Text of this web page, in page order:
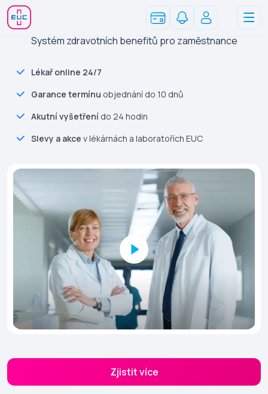
Systém zdravotních benefitů pro zaměstnance
Lékař online 24/7
Garance termínu objednání do 10 dnů
Akutní vyšetření do 24 hodin
Slevy a akce v lékárnách a laboratořích EUC
Zjistit více